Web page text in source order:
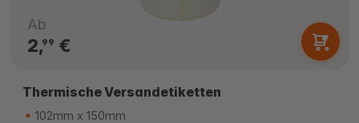
Ab
2,99 €
Thermische Versandetiketten
102mm x 150mm